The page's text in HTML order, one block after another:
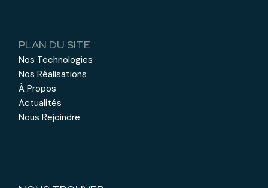
PLAN DU SITE
Nos Technologies
Nos Réalisations
À Propos
Actualités
Nous Rejoindre